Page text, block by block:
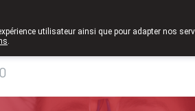
Meysenutilisateur ainsi que pour adapter nos
.